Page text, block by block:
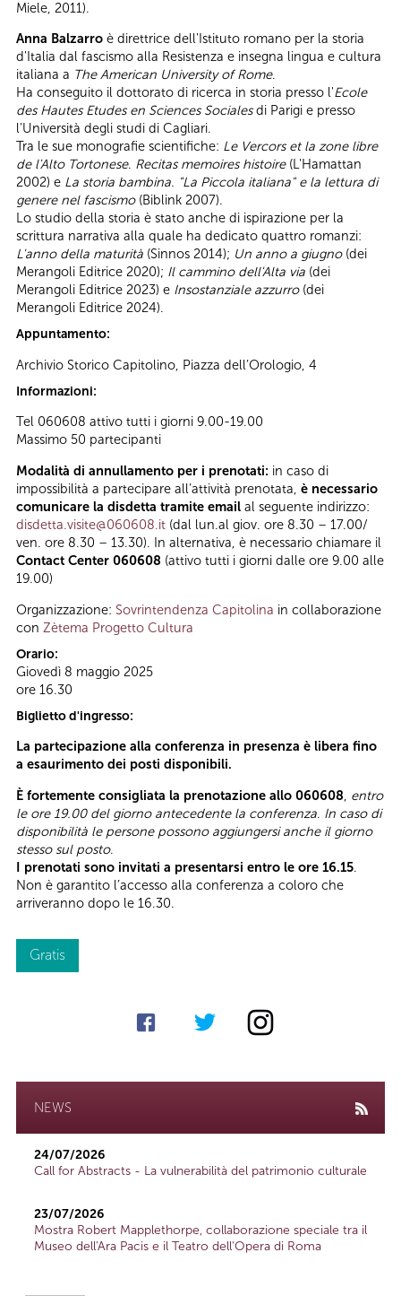
Miele, 2011).
Anna Balzarro è direttrice dell'Istituto romano per la storia
d'Italia dal fascismo alla Resistenza e insegna lingua e cultura
italiana a The American University of Rome.
Ha conseguito il dottorato di ricerca in storia presso l'Ecole
des Hautes Etudes en Sciences Socialesdi Parigi e presso
l'Università degli studi di Cagliari.
Tra le sue monografie scientifiche: Le Vercors et la zone libre
de l'Alto Tortonese. Recitas memoires histoire(L'Hamattan
2002) e La storia bambina. "La Piccola italiana" e la lettura di
genere nel fascismo(Biblink 2007).
Lo studio della storia è stato anche di ispirazione per la
scrittura narrativa alla quale ha dedicato quattro romanzi:
L'anno della maturità (Sinnos 2014); Un anno a giugno(dei
Merangoli Editrice 2020); Il cammino dell'Alta via (dei
Merangoli Editrice 2023) e Insostanziale azzurro(dei
Merangoli Editrice 2024).
Appuntamento:
Archivio Storico Capitolino, Piazza dell’Orologio, 4
Informazioni:
Tel 060608 attivo tutti i giorni 9.00-19.00
Massimo 50 partecipanti
Modalità di annullamento per i prenotati: in caso di
impossibilità a partecipare all’attività prenotata, è necessario
comunicare la disdetta tramite email al seguente indirizzo:
disdetta.visite@060608.it (dal lun.al giov. ore 8.30 – 17.00/
ven. ore 8.30 – 13.30). In alternativa, è necessario chiamare il
Contact Center 060608 (attivo tutti i giorni dalle ore 9.00 alle
19.00)
Organizzazione: Sovrintendenza Capitolina in collaborazione
con Zètema Progetto Cultura
Orario:
Giovedì 8 maggio 2025
ore 16.30
Biglietto d'ingresso:
La partecipazione alla conferenza in presenza è libera fino
a esaurimento dei posti disponibili.
È fortemente consigliata la prenotazione allo 060608, entro
le ore 19.00 del giorno antecedente la conferenza. In caso di
disponibilità le persone possono aggiungersi anche il giorno
stesso sul posto.
I prenotati sono invitati a presentarsi entro le ore 16.15.
Non è garantito l’accesso alla conferenza a coloro che
arriveranno dopo le 16.30.
Gratis
NEWS
24/07/2026
Call for Abstracts - La vulnerabilità del patrimonio culturale
23/07/2026
Mostra Robert Mapplethorpe, collaborazione speciale tra il
Museo dell'Ara Pacis e il Teatro dell'Opera di Roma